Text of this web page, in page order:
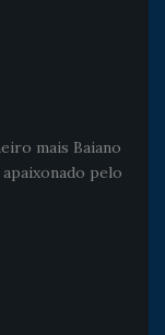
mais Baiano
pelo